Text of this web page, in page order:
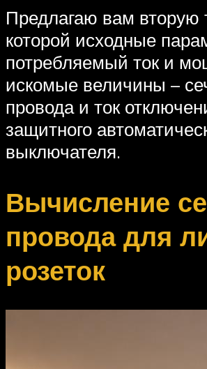
Предлагаю вам вторую
которой исходные
потребляемый ток и
искомые величины –
провода и ток
защитного
выключателя.
Вычисление
провода для
розеток